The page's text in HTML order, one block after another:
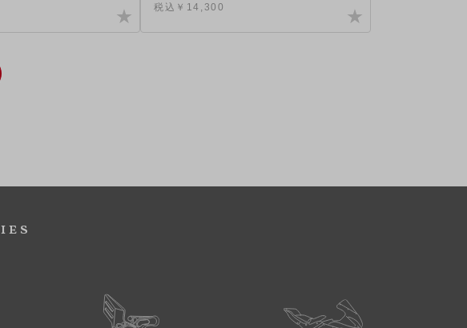
税込￥14,300